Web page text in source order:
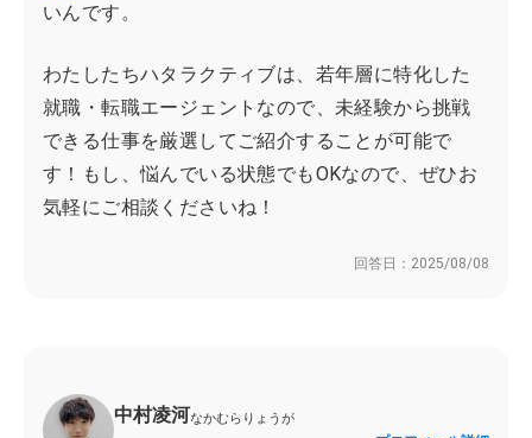
いんです。
わたしたちハタラクティブは、若年層に特化した
就職・転職エージェントなので、未経験から挑戦
できる仕事を厳選してご紹介することが可能で
す！もし、悩んでいる状態でもOKなので、ぜひお
気軽にご相談くださいね！
回答日： 2025/08/08
中村凌河なかむらりょうが